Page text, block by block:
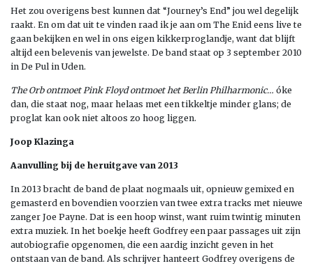
Het zou overigens best kunnen dat “Journey’s End” jou wel degelijk
raakt. En om dat uit te vinden raad ik je aan om The Enid eens live te
gaan bekijken en wel in ons eigen kikkerproglandje, want dat blijft
altijd een belevenis van jewelste. De band staat op 3 september 2010
in De Pul in Uden.
The Orb ontmoet Pink Floyd ontmoet het Berlin Philharmonic… óke
dan, die staat nog, maar helaas met een tikkeltje minder glans; de
proglat kan ook niet altoos zo hoog liggen.
Joop Klazinga
Aanvulling bij de heruitgave van 2013
In 2013 bracht de band de plaat nogmaals uit, opnieuw gemixed en
gemasterd en bovendien voorzien van twee extra tracks met nieuwe
zanger Joe Payne. Dat is een hoop winst, want ruim twintig minuten
extra muziek. In het boekje heeft Godfrey een paar passages uit zijn
autobiografie opgenomen, die een aardig inzicht geven in het
ontstaan van de band. Als schrijver hanteert Godfrey overigens de